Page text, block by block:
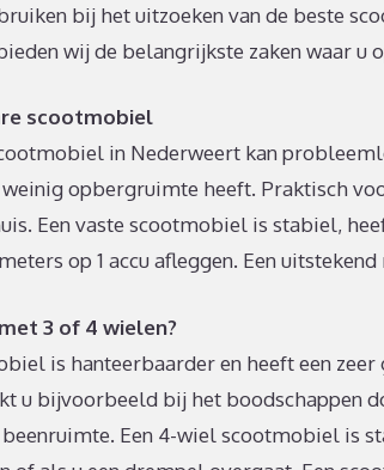
bij het uitzoeken van de beste
wij de belangrijkste zaken waar u
scootmobiel
in Nederweert kan
opbergruimte heeft. Praktisch
Een vaste scootmobiel is stabiel,
op 1 accu afleggen. Een
3 of 4 wielen?
is hanteerbaarder en heeft een
u bijvoorbeeld bij het boodschappen
Een 4-wiel scootmobiel is